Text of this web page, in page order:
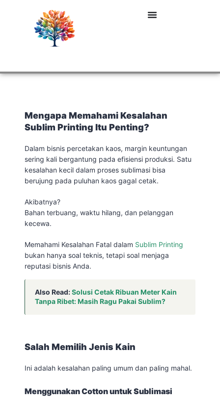
Mengapa Memahami Kesalahan
Sublim Printing Itu Penting?
Dalam bisnis percetakan kaos, margin keuntungan
sering kali bergantung pada efisiensi produksi. Satu
kesalahan kecil dalam proses sublimasi bisa
berujung pada puluhan kaos gagal cetak.
Akibatnya?
Bahan terbuang, waktu hilang, dan pelanggan
kecewa.
Memahami Kesalahan Fatal dalam Sublim Printing
bukan hanya soal teknis, tetapi soal menjaga
reputasi bisnis Anda.
Also Read:Solusi Cetak Ribuan Meter Kain
Tanpa Ribet: Masih Ragu Pakai Sublim?
Salah Memilih Jenis Kain
Ini adalah kesalahan paling umum dan paling mahal.
Menggunakan Cotton untuk Sublimasi